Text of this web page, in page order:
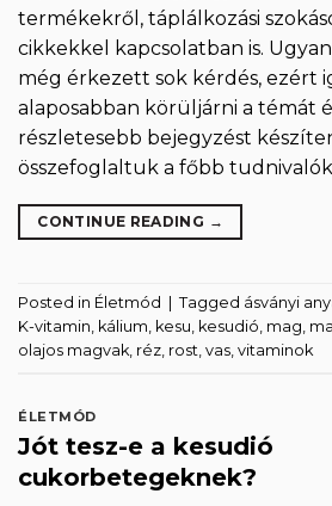
termékekről, táplálkozási
cikkekkel kapcsolatban is.
még érkezett sok kérdés, ezért
alaposabban körüljárni a témát
részletesebb bejegyzést
összefoglaltuk a főbb
CONTINUE READING →
Posted in Életmód Tagged ásványi
K-vitamin, kálium, kesu, kesudió, mag,
olajos magvak, réz, rost, vas, vitaminok
ÉLETMÓD
Jót tesz-e a kesudió
cukorbetegeknek?